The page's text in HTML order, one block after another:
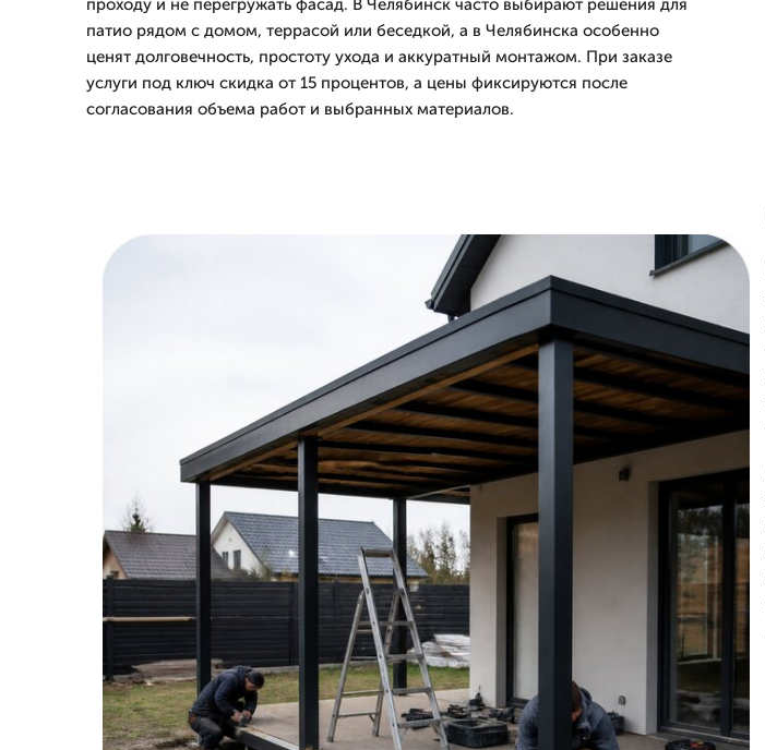
проходу и не перегружать фасад. В Челябинск часто выбирают решения для
патио рядом с домом, террасой или беседкой, а в Челябинска особенно
ценят долговечность, простоту ухода и аккуратный монтажом. При заказе
услуги под ключ скидка от 15 процентов, а цены фиксируются после
согласования объема работ и выбранных материалов.